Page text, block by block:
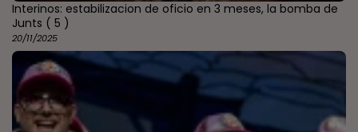
Interinos: estabilizacion de oficio en 3 meses, la bomba de
Junts ( 5 )
20/11/2025